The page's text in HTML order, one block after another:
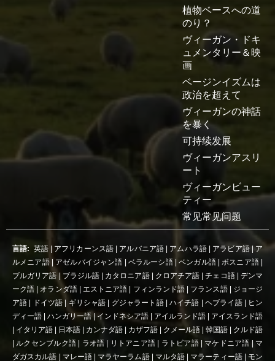
植物ベースへの道
のり？
ヴィーガン・ドキ
ュメンタリー＆映
画
ベージンイズムは
政治を超えて
ヴィーガンの神話
を暴く
可持续发展
ヴィーガンアスリ
ート
ヴィーガンビュー
ティー
常见常见问题
言語: 英語| アフリカーンス語 | アルバニア語 | アムハラ語| アラビア語| ア
ルメニア語| アゼルバイジャン語 | ベラルーシ語|ベンガル語| ボスニア語|
ブルガリア語 | ブラジル語 | カタロニア語| クロアチア語 |チェコ語| デンマ
ーク語 | オランダ語| エストニア語 | フィンランド語 | フランス語| ジョージ
ア語 | ドイツ語 | ギリシャ語 | グジャラート語| ハイチ語 | ヘブライ語| ヒン
ディー語 | ハンガリー語 | インドネシア語 | アイルランド語 | アイスランド語
| イタリア語 | 日本語 | カンナダ語 | カザフ語 | クメール語 | 韓国語 | クルド語
| ルクセンブルク語 | ラオ語 | リトアニア語 | ラトビア語| マケドニア語 | マ
ダガスカル語 | マレー語| マラヤーラム語| マルタ語 | マラーティー語| モン